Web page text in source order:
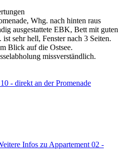
Whg. nach hinten raus
ausgestattete EBK, Bett mit guten
sehr hell, Fenster nach 3 Seiten.
Blick auf die Ostsee.
missverständlich.
- direkt an der Promenade
Infos zu Appartement 02 -